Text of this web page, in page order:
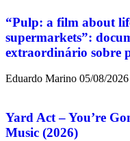
“Pulp: a film about
supermarkets”:
extraordinário sobre
Eduardo Marino 05/08/2026
Yard Act – You’re
Music (2026)